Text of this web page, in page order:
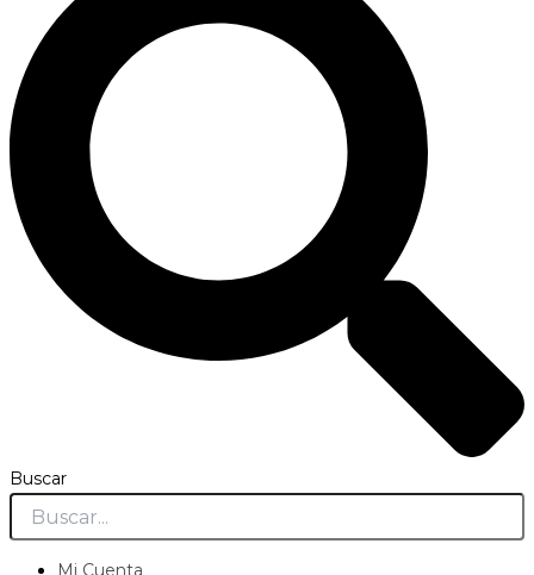
Buscar
Mi Cuenta